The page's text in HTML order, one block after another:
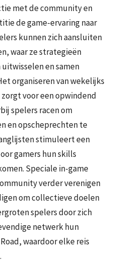
met de community en
de game-ervaring naar
kunnen zich aansluiten
waar ze strategieën
en samen
organiseren van wekelijks
voor een opwindend
spelers racen om
en opscheprechten te
stimuleert een
gamers hun skills
Speciale in-game
verder verenigen
om collectieve doelen
spelers door zich
netwerk hun
waardoor elke reis